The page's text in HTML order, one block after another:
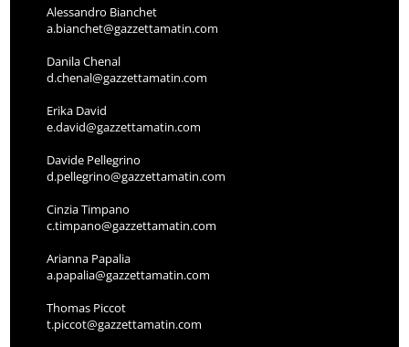
Alessandro Bianchet
a.bianchet@gazzettamatin.com
Danila Chenal
d.chenal@gazzettamatin.com
Erika David
e.david@gazzettamatin.com
Davide Pellegrino
d.pellegrino@gazzettamatin.com
Cinzia Timpano
c.timpano@gazzettamatin.com
Arianna Papalia
a.papalia@gazzettamatin.com
Thomas Piccot
t.piccot@gazzettamatin.com